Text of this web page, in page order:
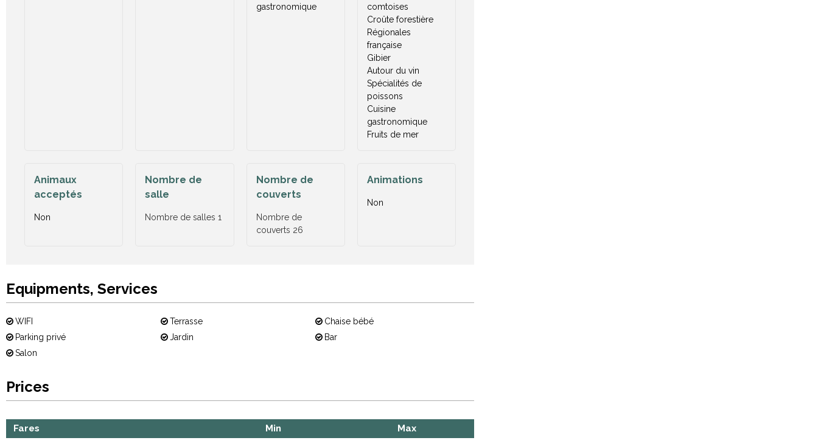
gastronomique
comtoises
Croûte forestière
Régionales
française
Gibier
Autour du vin
Spécialités de
poissons
Cuisine
gastronomique
Fruits de mer
Animaux
acceptés
Non
Nombre de
salle
Nombre de salles 1
Nombre de
couverts
Nombre de
couverts 26
Animations
Non
Equipments, Services
WIFI Terrasse
Chaise bébé
Parking privé
Jardin
Bar
Salon
Prices
Fares Min Max